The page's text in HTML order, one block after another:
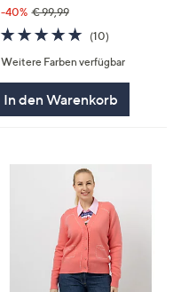
-40% € 99,99
4.7
von
5
(10)10
Weitere Farben verfügbar
In den Warenkorb